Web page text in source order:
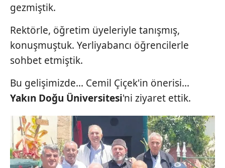
gezmiştik.
Rektörle, öğretim üyeleriyle tanışmış,
konuşmuştuk. Yerliyabancı öğrencilerle
sohbet etmiştik.
Bu gelişimizde... Cemil Çiçek'in önerisi...
Yakın Doğu Üniversitesi'ni ziyaret ettik.